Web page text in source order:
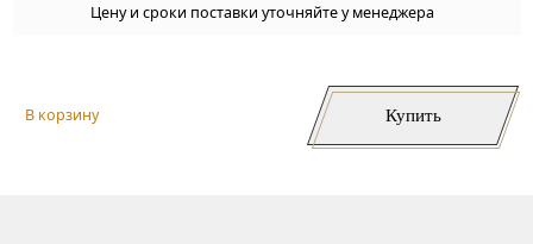
Цену и сроки поставки уточняйте у менеджера
В корзину Купить